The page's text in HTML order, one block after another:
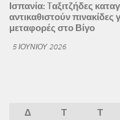
Ισπανία: Tαξιτζήδες
αντικαθιστούν
μεταφορές στο Βίγο
5 ΙΟΥΝΊΟΥ 2026
Δ Τ Τ